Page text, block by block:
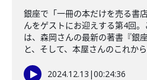
銀座で「一冊の本だけを売る書
んをゲストにお迎えする第4回
は、森岡さんの最新の著書『銀
と、そして、本屋さんのこれか
2024.12.13 |00:24:36